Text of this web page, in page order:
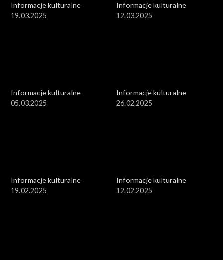
Informacje kulturalne
19.03.2025
Informacje kulturalne
12.03.2025
Informacje kulturalne
05.03.2025
Informacje kulturalne
26.02.2025
Informacje kulturalne
19.02.2025
Informacje kulturalne
12.02.2025